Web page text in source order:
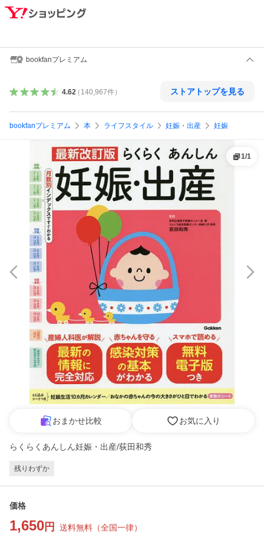
bookfanプレミアム
4.62（ 140,967件） ストアトップを見る
bookfanプレミアム 本 ライフスタイル 妊娠・出産 妊娠
1/1
おまかせ比較 お気に入り
らくらくあんしん妊娠・出産/荻田和秀
残りわずか
価格
1,650 円 送料無料 （全国一律）